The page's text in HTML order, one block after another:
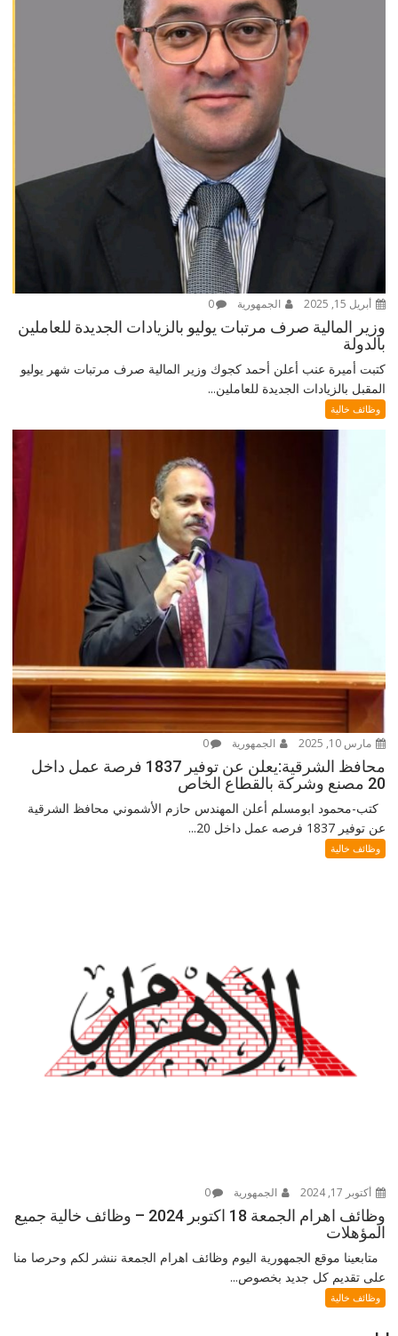
أبريل 15, 2025 الجمهورية 0
وزير المالية صرف مرتبات يوليو بالزيادات الجديدة للعاملين
بالدولة
كتبت أميرة عنب أعلن أحمد كجوك وزير المالية صرف مرتبات شهر يوليو
المقبل بالزيادات الجديدة للعاملين...
وظائف خالية
مارس 10, 2025 الجمهورية 0
محافظ الشرقية:يعلن عن توفير 1837 فرصة عمل داخل
20 مصنع وشركة بالقطاع الخاص
كتب-محمود ابومسلم أعلن المهندس حازم الأشموني محافظ الشرقية
عن توفير 1837 فرصه عمل داخل 20...
وظائف خالية
أكتوبر 17, 2024 الجمهورية 0
وظائف اهرام الجمعة 18 اكتوبر 2024 – وظائف خالية جميع
المؤهلات
متابعينا موقع الجمهورية اليوم وظائف اهرام الجمعة ننشر لكم وحرصا منا
على تقديم كل جديد بخصوص...
وظائف خالية